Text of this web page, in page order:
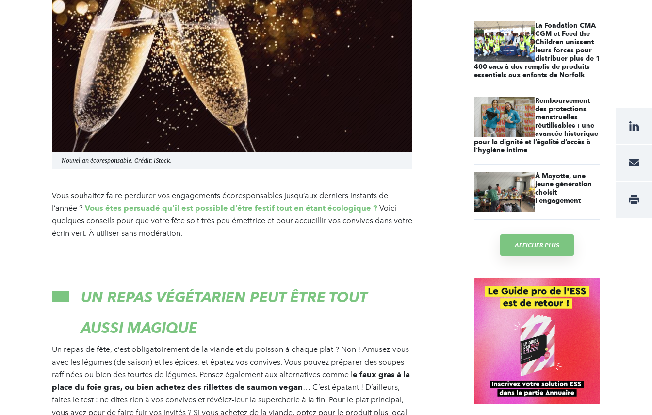
Nouvel an écoresponsable. Crédit: iStock.
Vous souhaitez faire perdurer vos engagements écoresponsables jusqu’aux derniers instants de
l’année ? Vous êtes persuadé qu’il est possible d’être festif tout en étant écologique ? Voici
quelques conseils pour que votre fête soit très peu émettrice et pour accueillir vos convives dans votre
écrin vert. À utiliser sans modération.
UN REPAS VÉGÉTARIEN PEUT ÊTRE TOUT
AUSSI MAGIQUE
Un repas de fête, c’est obligatoirement de la viande et du poisson à chaque plat ? Non ! Amusez-vous
avec les légumes (de saison) et les épices, et épatez vos convives. Vous pouvez préparer des soupes
raffinées ou bien des tourtes de légumes. Pensez également aux alternatives comme le faux gras à la
place du foie gras, ou bien achetez des rillettes de saumon vegan… C’est épatant ! D’ailleurs,
faites le test : ne dites rien à vos convives et révélez-leur la supercherie à la fin. Pour le plat principal,
vous avez peur de faire fuir vos invités ? Si vous achetez de la viande, optez pour le produit plus local
La Fondation CMA
CGM et Feed the
Children unissent
leurs forces pour
distribuer plus de 1
400 sacs à dos remplis de produits
essentiels aux enfants de Norfolk
Remboursement
des protections
menstruelles
réutilisables : une
avancée historique
pour la dignité et l’égalité d’accès à
l’hygiène intime
À Mayotte, une
jeune génération
choisit
l'engagement
AFFICHER PLUS